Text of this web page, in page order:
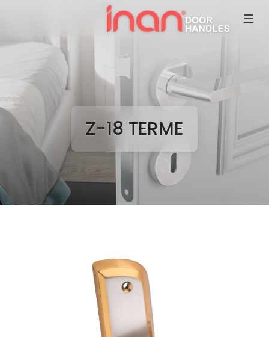
Z-18 TERME